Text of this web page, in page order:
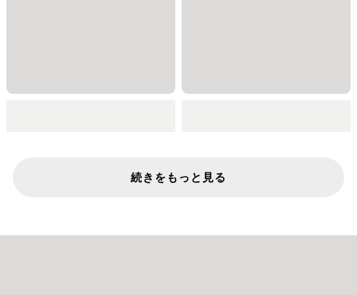
続きをもっと見る